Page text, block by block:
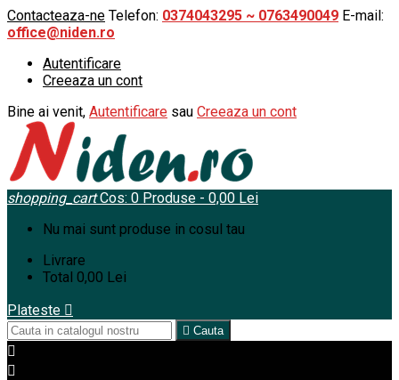
Contacteaza-ne Telefon: 0374043295 ~ 0763490049 E-mail:
office@niden.ro
Autentificare
Creeaza un cont
Bine ai venit, Autentificare sau Creeaza un cont
shopping_cart Cos: 0 Produse - 0,00 Lei
Nu mai sunt produse in cosul tau
Livrare
Total 0,00 Lei
Plateste 
 Cauta

